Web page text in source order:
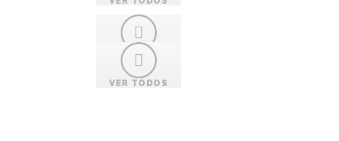
VER TODOS
VER TODOS